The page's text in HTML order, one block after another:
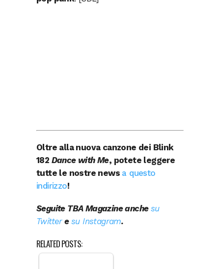
Oltre alla nuova canzone dei Blink
182 Dance with Me, potete leggere
tutte le nostre news a questo
indirizzo!
Seguite TBA Magazine anche su
Twitteresu Instagram.
RELATED POSTS: